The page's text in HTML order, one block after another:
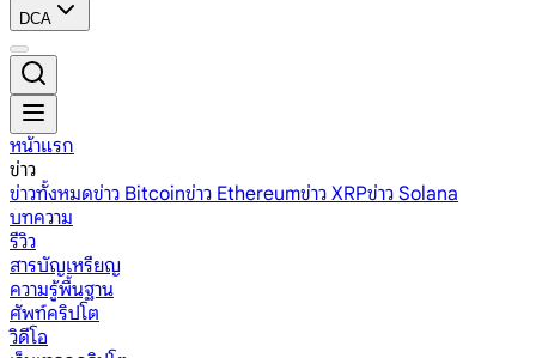
DCA
หน้าแรก
ข่าว
ข่าวทั้งหมดข่าว Bitcoinข่าว Ethereumข่าว XRPข่าว Solana
บทความ
รีวิว
สารบัญเหรียญ
ความรู้พื้นฐาน
ศัพท์คริปโต
วิดีโอ